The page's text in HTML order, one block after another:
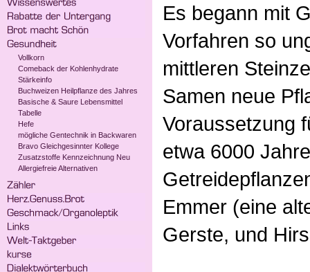
Vollkorn
Comeback der Kohlenhydrate
Stärkeinfo
Buchweizen Heilpflanze des Jahres
Basische & Saure Lebensmittel
Tabelle
Hefe
mögliche Gentechnik in Backwaren
Bravo Gleichgesinnter Kollege
Zusatzstoffe Kennzeichnung Neu
Allergiefreie Alternativen
Es begann mit
Vorfahren so
mittleren
Samen neue
Voraussetzung
etwa 6000
Emmer (eine
Gerste, und